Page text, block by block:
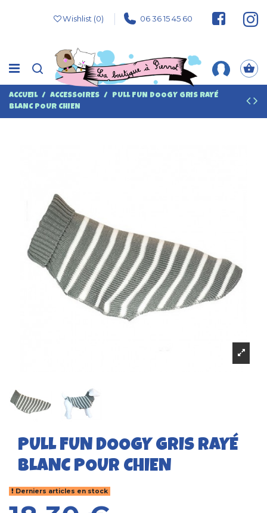
Wishlist (0) 06 36 15 45 60
ACCUEIL ACCESSOIRES
PULL FUN DOOGY GRIS RAYÉ
BLANC POUR CHIEN
PULL FUN DOOGY GRIS RAYÉ
BLANC POUR CHIEN
Derniers articles en stock